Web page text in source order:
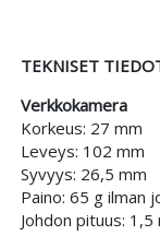
TEKNISET
Verkkokamera
Korkeus: 27 mm
Leveys: 102 mm
Syvyys: 26,5 mm
Paino: 65 g ilman
Johdon pituus: 1,5